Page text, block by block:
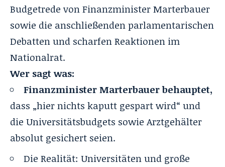
Budgetrede von Finanzminister Marterbauer
sowie die anschließenden parlamentarischen
Debatten und scharfen Reaktionen im
Nationalrat.
Wer sagt was:
Finanzminister Marterbauer behauptet,
dass „hier nichts kaputt gespart wird“ und
die Universitätsbudgets sowie Arztgehälter
absolut gesichert seien.
Die Realität: Universitäten und große